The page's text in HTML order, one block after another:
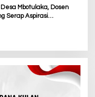
Mbotulaka, Dosen
Serap Aspirasi
Kapasitas Karang